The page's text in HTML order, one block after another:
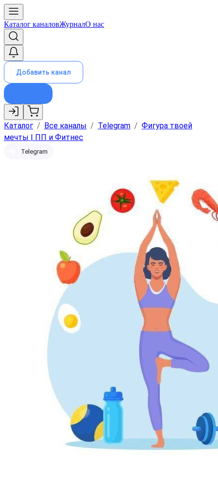
Каталог каналовЖурналО нас
Добавить канал
Каталог / Все каналы / Telegram / Фигура твоей
мечты | ПП и Фитнес
Telegram